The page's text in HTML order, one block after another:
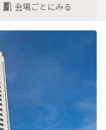
会場ごとにみる